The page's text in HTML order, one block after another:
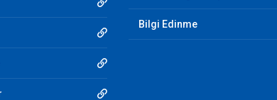
Bilgi Edinme